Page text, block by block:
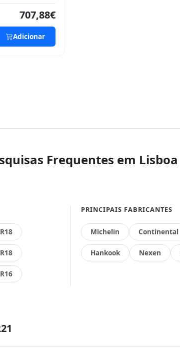
707,88€
Adicionar
Frequentes em Lisboa
PRINCIPAIS FABRICANTES
Michelin Continental
Hankook Nexen